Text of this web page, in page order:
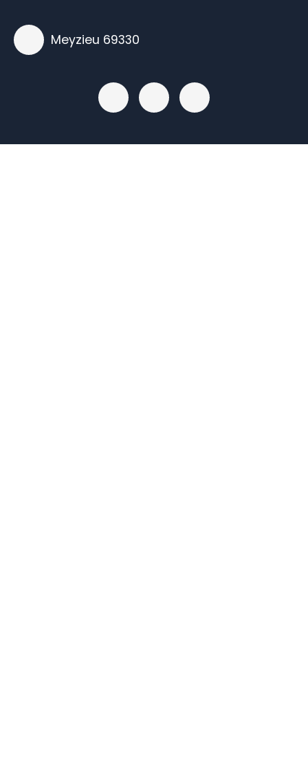
Meyzieu 69330